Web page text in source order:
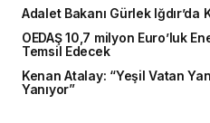
Adalet Bakanı Gürlek Iğdır’da
OEDAŞ 10,7 milyon Euro’luk
Temsil Edecek
Kenan Atalay: “Yeşil Vatan
Yanıyor”